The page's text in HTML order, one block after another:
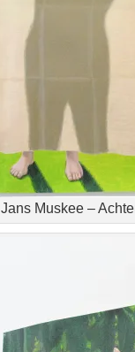
Jans Muskee –